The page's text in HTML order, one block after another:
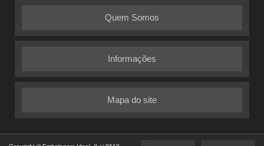
Quem Somos
Informações
Mapa do site